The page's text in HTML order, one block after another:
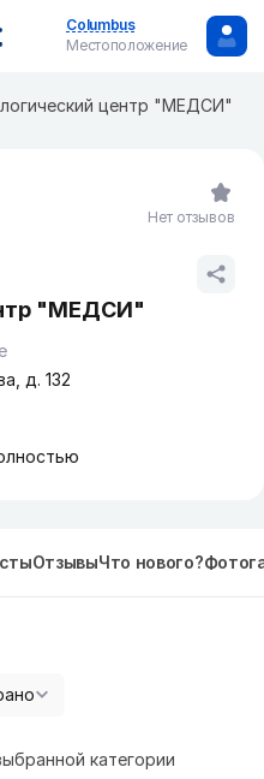
Columbus
Местоположение
центр "МЕДСИ"
"МЕДСИ"
д. 132
Нет отзывов
ОтзывыЧто нового?
категории